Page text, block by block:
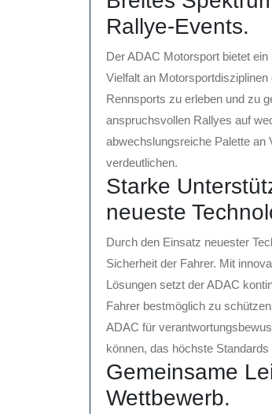
Rallye-Events.
Der ADAC Motorsport bietet
Vielfalt an
Rennsports zu erleben und zu
anspruchsvollen Rallyes auf
abwechslungsreiche Palette an
verdeutlichen.
Starke
neueste
Durch den Einsatz neuester
Sicherheit der Fahrer. Mit
Lösungen setzt der ADAC
Fahrer bestmöglich zu
ADAC für
können, das höchste
Gemeinsame
Wettbewerb.